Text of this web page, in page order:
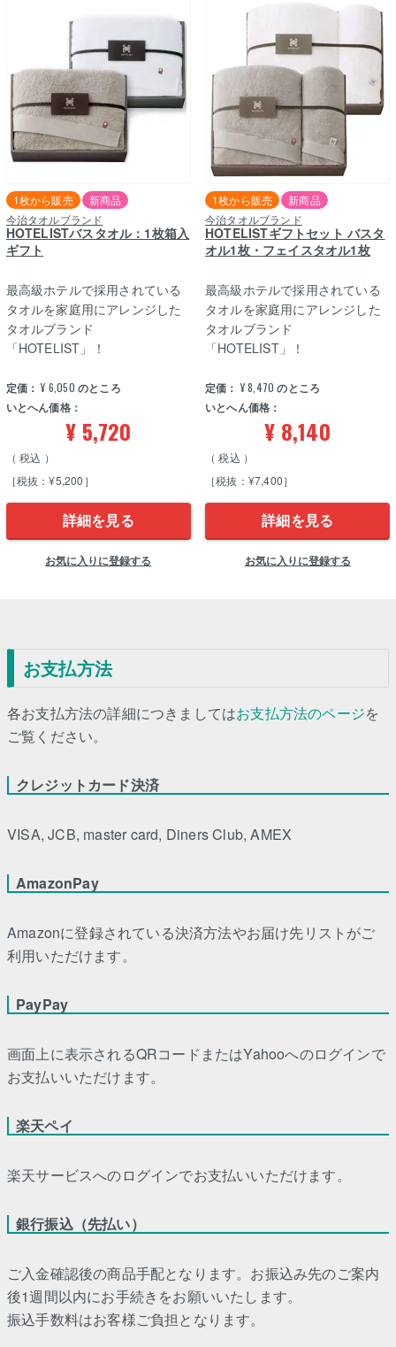
今治タオルブランド
HOTELISTバスタオル：1枚箱入
ギフト
1枚から販売 新商品
定価： ¥ 6,050 のところ
いとへん価格：
¥ 5,720
税込
［税抜：¥5,200］
最高級ホテルで採用されている
タオルを家庭用にアレンジした
タオルブランド
「HOTELIST」！
詳細を見る
お気に入りに登録する
今治タオルブランド
HOTELISTギフトセット バスタ
オル1枚・フェイスタオル1枚
1枚から販売 新商品
定価： ¥8,470 のところ
いとへん価格：
¥ 8,140
税込
［税抜：¥7,400］
最高級ホテルで採用されている
タオルを家庭用にアレンジした
タオルブランド
「HOTELIST」！
詳細を見る
お気に入りに登録する
お支払方法
各お支払方法の詳細につきましてはお支払方法のページを
ご覧ください。
クレジットカード決済
VISA, JCB, master card, Diners Club, AMEX
AmazonPay
Amazonに登録されている決済方法やお届け先リストがご
利用いただけます。
PayPay
画面上に表示されるQRコードまたはYahooへのログインで
お支払いいただけます。
楽天ペイ
楽天サービスへのログインでお支払いいただけます。
銀行振込（先払い）
ご入金確認後の商品手配となります。お振込み先のご案内
後1週間以内にお手続きをお願いいたします。
振込手数料はお客様ご負担となります。